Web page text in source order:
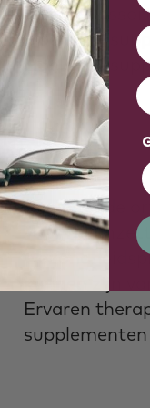
Hoe het
Hoe onze
Hoe onze
Voor
Beginnende
voor het
Ervaren